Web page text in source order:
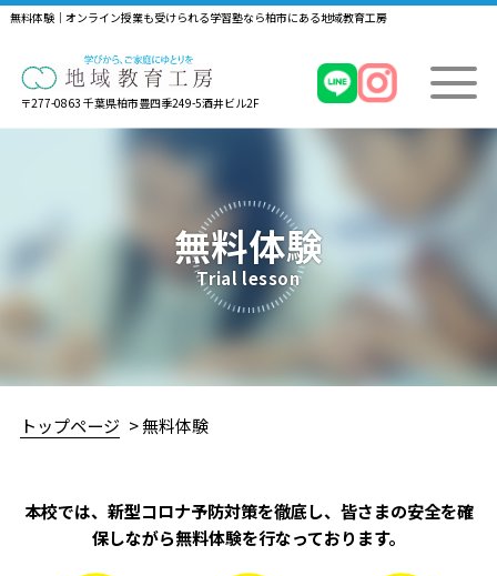
無料体験｜オンライン授業も受けられる学習塾なら柏市にある地域教育工房
〒277-0863 千葉県柏市豊四季249-5酒井ビル2F
無料体験
Trial lesson
トップページ 無料体験
本校では、新型コロナ予防対策を徹底し、皆さまの安全を確
保しながら無料体験を行なっております。